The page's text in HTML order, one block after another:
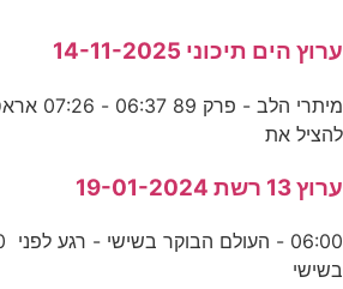
ערוץ הים תיכוני 14-11-2025
מיתרי
להציל את
ערוץ 13 רשת 19-01-2024
בשישי